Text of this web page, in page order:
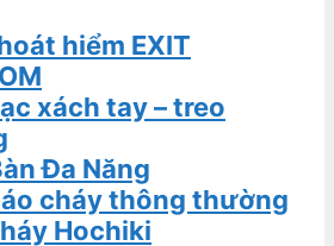
hiểm EXIT
xách tay – treo
Đa Năng
cháy thông thường
Hochiki